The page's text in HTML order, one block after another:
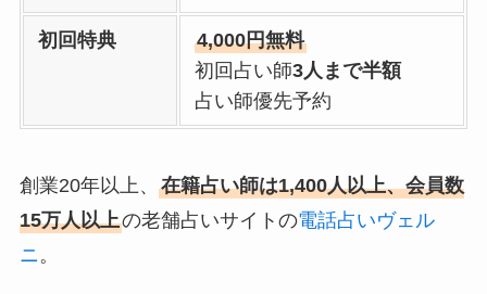
初回特典
4,000円無料
初回占い師3人まで半額
占い師優先予約
創業20年以上、 在籍占い師は1,400人以上、会員数
15万人以上の老舗占いサイトの電話占いヴェル
ニ 。